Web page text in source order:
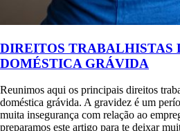
DIREITOS TRABALHISTAS
DOMÉSTICA GRÁVIDA
Reunimos aqui os principais direitos
doméstica grávida. A gravidez é um
muita insegurança com relação ao
preparamos este artigo para te deixar